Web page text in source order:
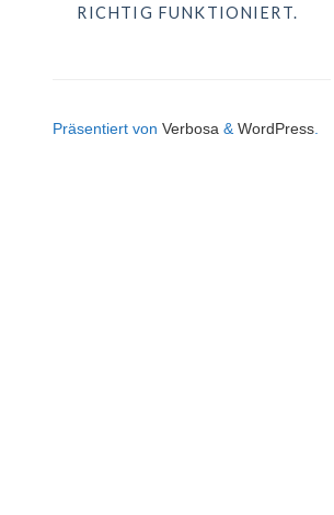
RICHTIG FUNKTIONIERT.
Präsentiert von Verbosa & WordPress